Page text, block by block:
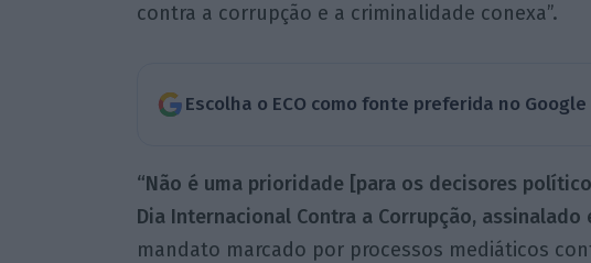
contra a corrupção e a criminalidade conexa”.
Escolha o ECO como fonte preferida no Google
“Não é uma prioridade [para os decisores
Dia Internacional Contra a Corrupção,
mandato marcado por processos mediáticos